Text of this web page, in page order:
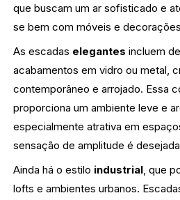
que buscam um ar sofisticado e
se bem com móveis e
As escadas elegantes incluem
acabamentos em vidro ou metal,
contemporâneo e arrojado. Essa
proporciona um ambiente leve e
especialmente atrativa em
sensação de amplitude é
Ainda há o estilo industrial, que
lofts e ambientes urbanos.